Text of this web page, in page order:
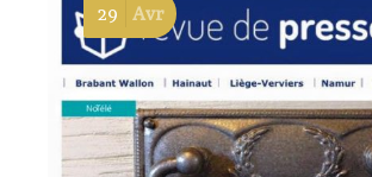
29 Avr